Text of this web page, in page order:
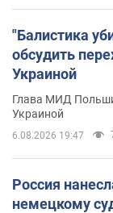
"Балистика
обсудить
Украиной
Глава МИД
Украиной
6.08.2026 19:47
Россия
немецкому